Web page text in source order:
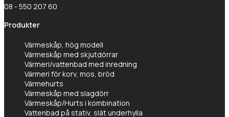
08 - 550 207 60
Produkter
Värmeskåp, hög modell
Värmeskåp med skjutdörrar
Värmeri/vattenbad med inredning
Värmeri för korv, mos, bröd
Värmehurts
Värmeskåp med slagdörr
Värmeskåp/Hurts i kombination
Vattenbad på stativ, slät underhylla